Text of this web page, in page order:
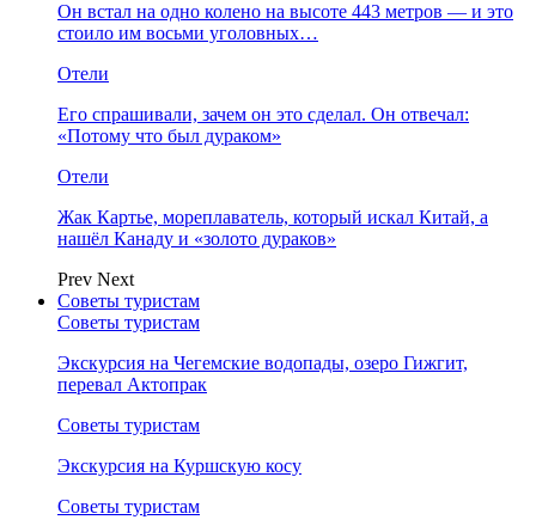
Он встал на одно колено на высоте 443 метров — и это
стоило им восьми уголовных…
Отели
Его спрашивали, зачем он это сделал. Он отвечал:
«Потому что был дураком»
Отели
Жак Картье, мореплаватель, который искал Китай, а
нашёл Канаду и «золото дураков»
Prev Next
Советы туристам
Советы туристам
Экскурсия на Чегемские водопады, озеро Гижгит,
перевал Актопрак
Советы туристам
Экскурсия на Куршскую косу
Советы туристам